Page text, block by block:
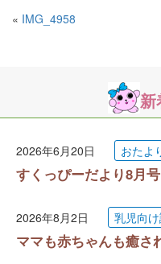
« IMG_4958
新
2026年6月20日 おたよ
すくっぴーだより8月号
2026年8月2日 乳児向
ママも赤ちゃんも癒さ